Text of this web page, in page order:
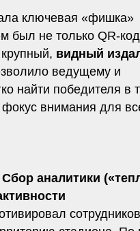
ключевая «фишка»
был не только QR-
видный
ведущему и
найти победителя в
внимания для
аналитики
сотрудников